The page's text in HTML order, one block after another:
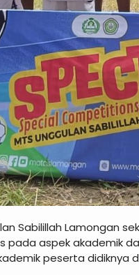
Sabilillah Lamongan
pada aspek akademik
peserta didiknya